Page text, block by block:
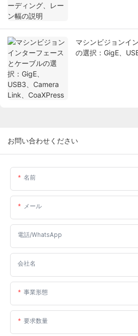
マシンビジョンイ
の選択：GigE、
お問い合わせください
名前
メール
電話/WhatsApp
会社名
事業形態
要求数量